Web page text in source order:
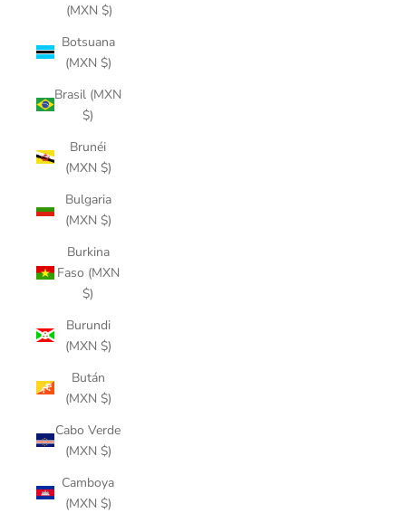
(MXN $)
Botsuana
(MXN $)
Brasil (MXN
$)
Brunéi
(MXN $)
Bulgaria
(MXN $)
Burkina
Faso (MXN
$)
Burundi
(MXN $)
Bután
(MXN $)
Cabo Verde
(MXN $)
Camboya
(MXN $)